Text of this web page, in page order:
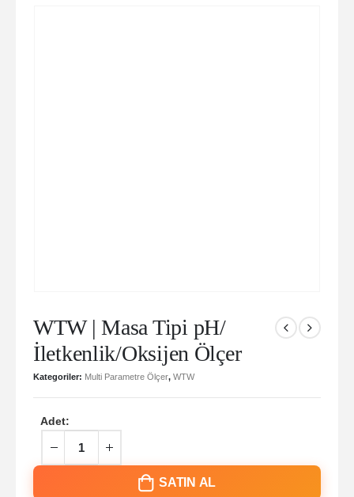
WTW | Masa Tipi pH/
İletkenlik/Oksijen Ölçer
Kategoriler: Multi Parametre Ölçer, WTW
Adet:
SATIN AL